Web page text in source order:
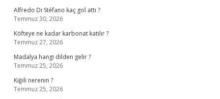
Alfredo Di Stéfano kaç gol attı ?
Temmuz 30, 2026
Köfteye ne kadar karbonat katılır ?
Temmuz 27, 2026
Madalya hangi dilden gelir ?
Temmuz 25, 2026
Kiğili nerenin ?
Temmuz 25, 2026